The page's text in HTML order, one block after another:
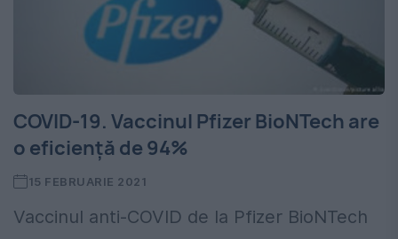
COVID-19. Vaccinul Pfizer BioNTech are
o eficiență de 94%
15 FEBRUARIE 2021
Vaccinul anti-COVID de la Pfizer BioNTech